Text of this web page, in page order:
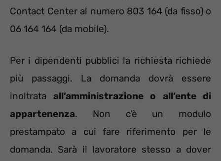
Contact Center al numero 803 164 (da fisso) o
06 164 164 (da mobile).
Per i dipendenti pubblici la richiesta richiede
più passaggi. La domanda dovrà essere
inoltrata all’amministrazione o all’ente di
appartenenza. Non c’è un modulo
prestampato a cui fare riferimento per le
domanda. Sarà il lavoratore stesso a dover